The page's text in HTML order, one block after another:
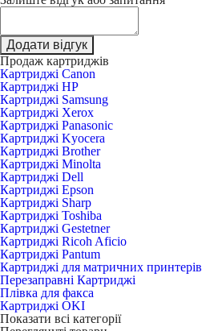
Додати відгук
Продаж картриджів
Картриджі Canon
Картриджі HP
Картриджі Samsung
Картриджі Xerox
Картриджі Panasonic
Картриджі Kyocera
Картриджі Brother
Картриджі Minolta
Картриджі Dell
Картриджі Epson
Картриджі Sharp
Картриджі Toshiba
Картриджі Gestetner
Картриджі Ricoh Aficio
Картриджі Pantum
Картриджі для матричних принтерів
Перезаправні Картриджі
Плівка для факса
Картриджі OKI
Показати всі категорії